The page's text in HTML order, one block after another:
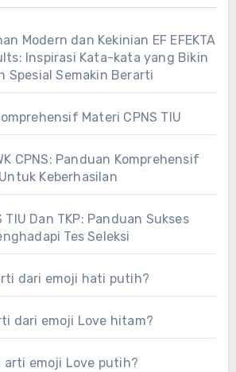
Modern dan Kekinian EF EFEKTA
Inspirasi Kata-kata yang Bikin
Spesial Semakin Berarti
Materi CPNS TIU
CPNS: Panduan Komprehensif
Untuk Keberhasilan
TIU Dan TKP: Panduan Sukses
Tes Seleksi
dari emoji hati putih?
dari emoji Love hitam?
arti emoji Love putih?